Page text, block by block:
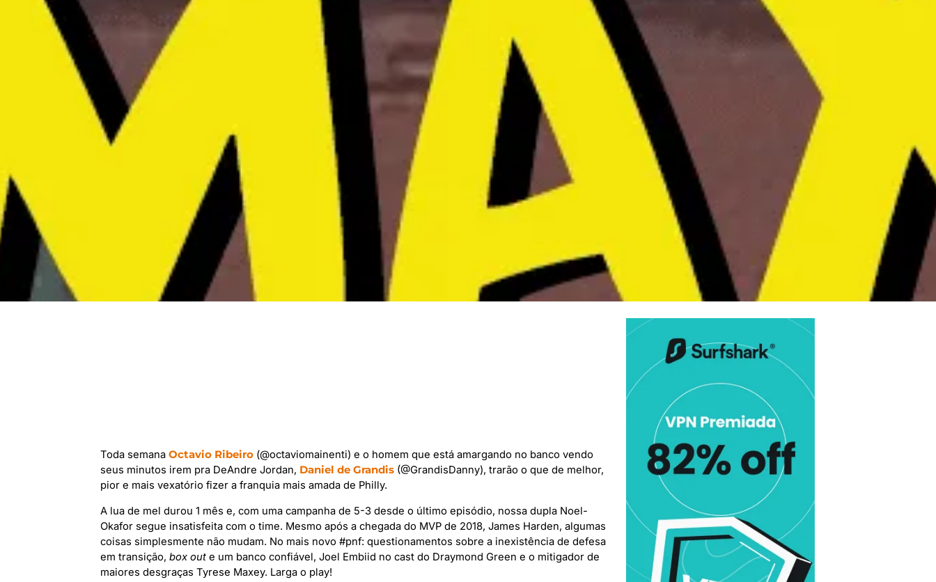
Toda semanaOctavio Ribeiro (@octaviomainenti) e o homem que está amargando no banco vendo
seus minutos irem pra DeAndre Jordan, Daniel de Grandis (@GrandisDanny), trarão o que de melhor,
pior e mais vexatório fizer a franquia mais amada de Philly.
A lua de mel durou 1 mês e, com uma campanha de 5-3 desde o último episódio, nossa dupla Noel-
Okafor segue insatisfeita com o time. Mesmo após a chegada do MVP de 2018, James Harden, algumas
coisas simplesmente não mudam. No mais novo #pnf: questionamentos sobre a inexistência de defesa
em transição,box out e um banco confiável, Joel Embiid no cast do Draymond Green e o mitigador de
maiores desgraças Tyrese Maxey. Larga o play!